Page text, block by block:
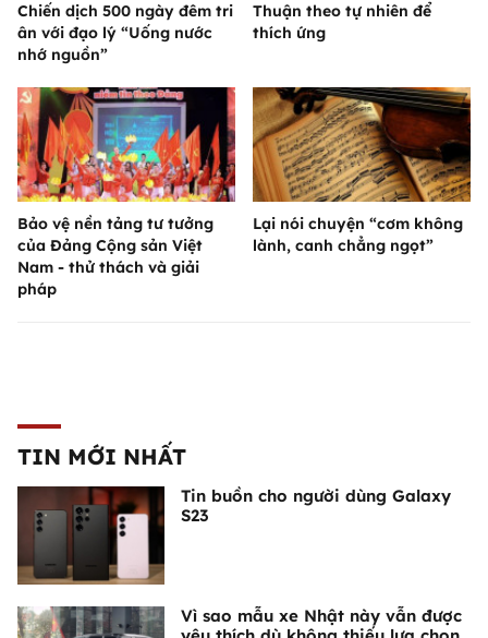
Chiến dịch 500 ngày đêm tri
ân với đạo lý “Uống nước
nhớ nguồn”
Thuận theo tự nhiên để
thích ứng
Bảo vệ nền tảng tư tưởng
của Đảng Cộng sản Việt
Nam - thử thách và giải
pháp
Lại nói chuyện “cơm không
lành, canh chẳng ngọt”
TIN MỚI NHẤT
Tin buồn cho người dùng Galaxy
S23
Vì sao mẫu xe Nhật này vẫn được